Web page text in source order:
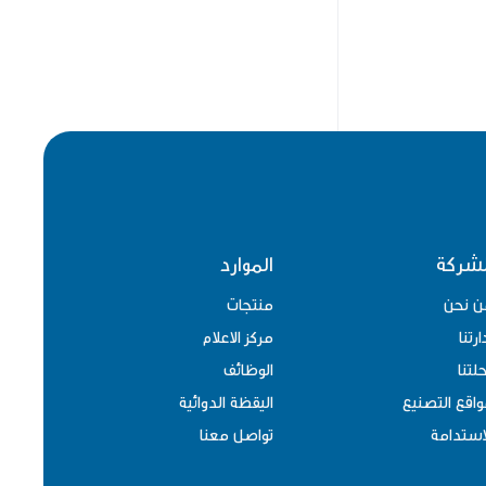
نحن
التصنيع
الموارد
منتجات
مركز الاعلام
الوظائف
اليقظة الدوائية
تواصل معنا